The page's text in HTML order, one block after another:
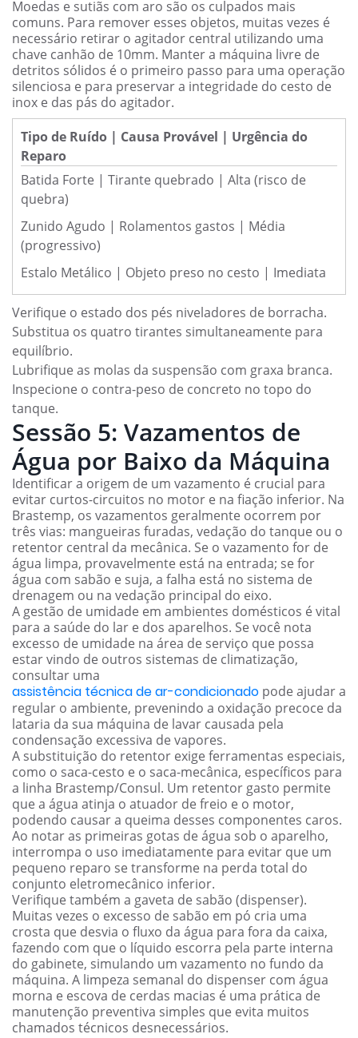
Moedas e sutiãs com aro são os culpados mais
comuns. Para remover esses objetos, muitas vezes é
necessário retirar o agitador central utilizando uma
chave canhão de 10mm. Manter a máquina livre de
detritos sólidos é o primeiro passo para uma operação
silenciosa e para preservar a integridade do cesto de
inox e das pás do agitador.
Tipo de Ruído | Causa Provável | Urgência do
Reparo
Batida Forte | Tirante quebrado | Alta (risco de
quebra)
Zunido Agudo | Rolamentos gastos | Média
(progressivo)
Estalo Metálico | Objeto preso no cesto | Imediata
Verifique o estado dos pés niveladores de borracha.
Substitua os quatro tirantes simultaneamente para
equilíbrio.
Lubrifique as molas da suspensão com graxa branca.
Inspecione o contra-peso de concreto no topo do
tanque.
Sessão 5: Vazamentos de
Água por Baixo da Máquina
Identificar a origem de um vazamento é crucial para
evitar curtos-circuitos no motor e na fiação inferior. Na
Brastemp, os vazamentos geralmente ocorrem por
três vias: mangueiras furadas, vedação do tanque ou o
retentor central da mecânica. Se o vazamento for de
água limpa, provavelmente está na entrada; se for
água com sabão e suja, a falha está no sistema de
drenagem ou na vedação principal do eixo.
A gestão de umidade em ambientes domésticos é vital
para a saúde do lar e dos aparelhos. Se você nota
excesso de umidade na área de serviço que possa
estar vindo de outros sistemas de climatização,
consultar uma
assistência técnica de ar-condicionado pode ajudar a
regular o ambiente, prevenindo a oxidação precoce da
lataria da sua máquina de lavar causada pela
condensação excessiva de vapores.
A substituição do retentor exige ferramentas especiais,
como o saca-cesto e o saca-mecânica, específicos para
a linha Brastemp/Consul. Um retentor gasto permite
que a água atinja o atuador de freio e o motor,
podendo causar a queima desses componentes caros.
Ao notar as primeiras gotas de água sob o aparelho,
interrompa o uso imediatamente para evitar que um
pequeno reparo se transforme na perda total do
conjunto eletromecânico inferior.
Verifique também a gaveta de sabão (dispenser).
Muitas vezes o excesso de sabão em pó cria uma
crosta que desvia o fluxo da água para fora da caixa,
fazendo com que o líquido escorra pela parte interna
do gabinete, simulando um vazamento no fundo da
máquina. A limpeza semanal do dispenser com água
morna e escova de cerdas macias é uma prática de
manutenção preventiva simples que evita muitos
chamados técnicos desnecessários.